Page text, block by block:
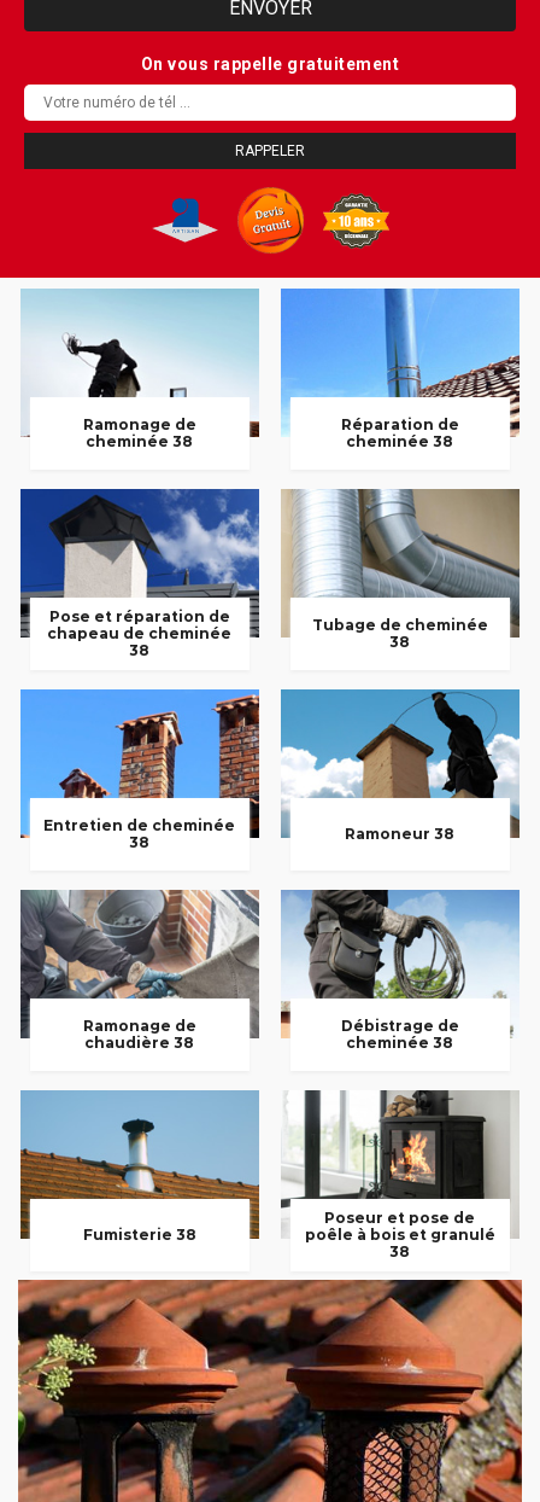
On vous rappelle gratuitement
Ramonage de
cheminée 38
Réparation de
cheminée 38
Pose et réparation de
chapeau de cheminée
38
Tubage de cheminée
38
Entretien de cheminée
38
Ramoneur 38
Ramonage de
chaudière 38
Débistrage de
cheminée 38
Fumisterie 38
Poseur et pose de
poêle à bois et granulé
38